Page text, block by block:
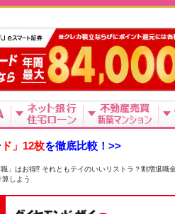
」12枚を徹底比較！>>
」はお得⁉ それともテイのいいリストラ？割増退職
しよう